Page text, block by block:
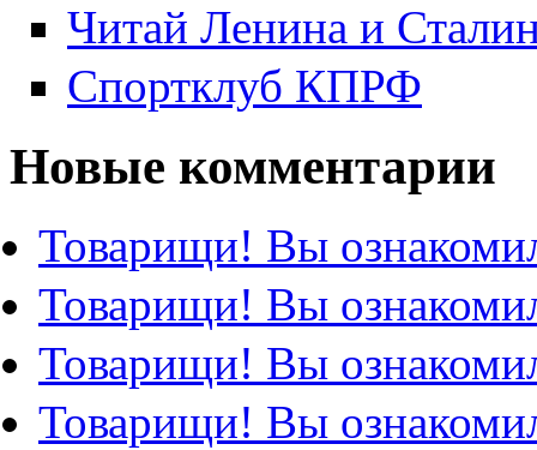
Читай Ленина и
Спортклуб КПРФ
Новые комментарии
Товарищи! Вы
Товарищи! Вы
Товарищи! Вы
Товарищи! Вы